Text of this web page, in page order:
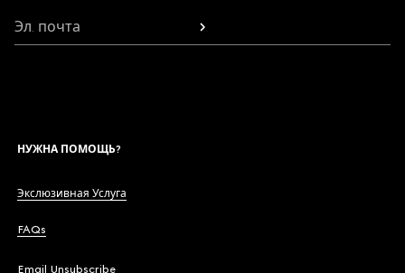
Эл. почта
НУЖНА ПОМОЩЬ?
Экслюзивная Услуга
FAQs
Email Unsubscribe